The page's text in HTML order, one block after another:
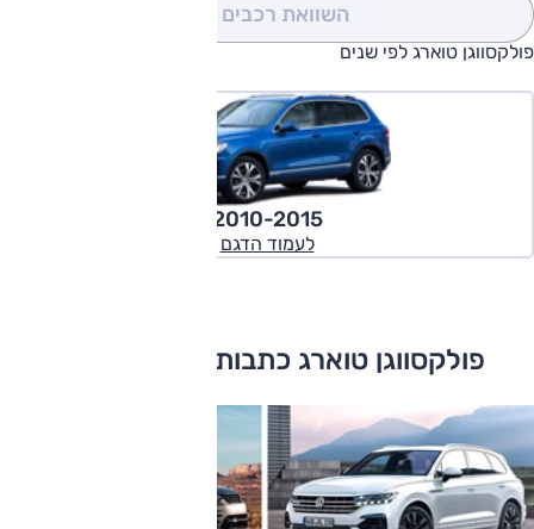
השוואת רכבים
פולקסווגן טוארג לפי שנים
2010-2015
לעמוד הדגם
פולקסווגן טוארג כתבות ומבחני דרכים